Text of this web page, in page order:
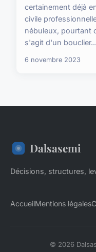
certainement déjà
civile
nébuleux, pourtant
s'agit d'un bouclier...
6 novembre 2023
Dalsasemi
Décisions, structures,
AccueilMentions légales
© 2026